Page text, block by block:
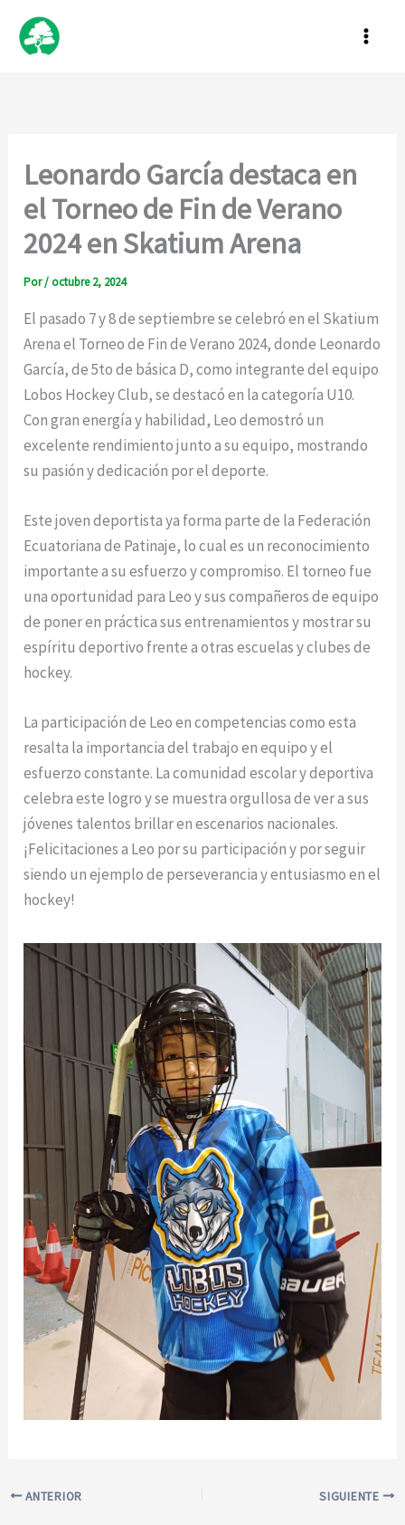
Leonardo García destaca en
el Torneo de Fin de Verano
2024 en Skatium Arena
Por/octubre 2, 2024
El pasado 7 y 8 de septiembre se celebró en el Skatium
Arena el Torneo de Fin de Verano 2024, donde Leonardo
García, de 5to de básica D, como integrante del equipo
Lobos Hockey Club, se destacó en la categoría U10.
Con gran energía y habilidad, Leo demostró un
excelente rendimiento junto a su equipo, mostrando
su pasión y dedicación por el deporte.
Este joven deportista ya forma parte de la Federación
Ecuatoriana de Patinaje, lo cual es un reconocimiento
importante a su esfuerzo y compromiso. El torneo fue
una oportunidad para Leo y sus compañeros de equipo
de poner en práctica sus entrenamientos y mostrar su
espíritu deportivo frente a otras escuelas y clubes de
hockey.
La participación de Leo en competencias como esta
resalta la importancia del trabajo en equipo y el
esfuerzo constante. La comunidad escolar y deportiva
celebra este logro y se muestra orgullosa de ver a sus
jóvenes talentos brillar en escenarios nacionales.
¡Felicitaciones a Leo por su participación y por seguir
siendo un ejemplo de perseverancia y entusiasmo en el
hockey!
ANTERIOR SIGUIENTE